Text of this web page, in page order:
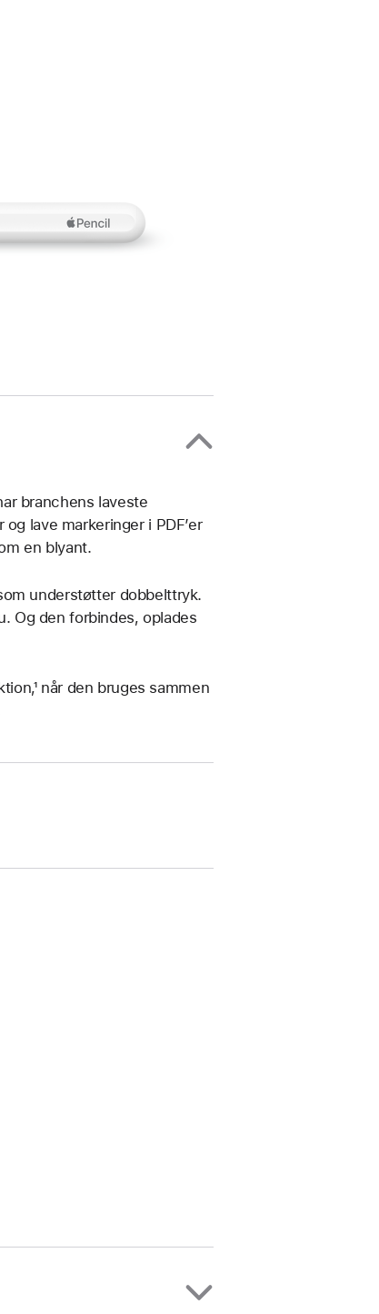
branchens laveste
lave markeringer i PDF’er
en blyant.
understøtter dobbelttryk.
Og den forbindes, oplades
når den bruges sammen